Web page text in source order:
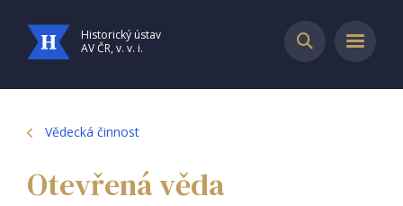
Historický ústav
AV ČR, v. v. i.
Vědecká činnost
Otevřená věda